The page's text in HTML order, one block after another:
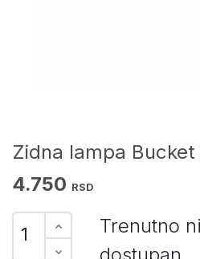
Zidna lampa Bucket
4.750 RSD
Trenutno